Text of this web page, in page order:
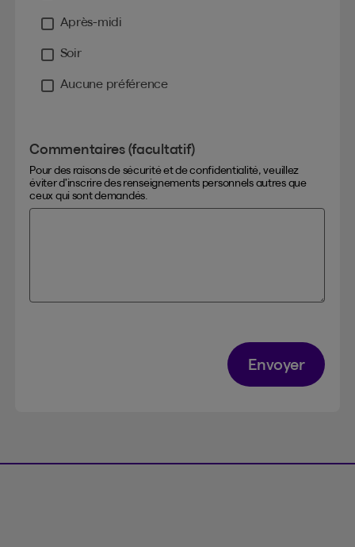
Après-midi
Soir
Aucune préférence
Commentaires (facultatif)
Pour des raisons de sécurité et de confidentialité, veuillez
éviter d’inscrire des renseignements personnels autres que
ceux qui sont demandés.
Envoyer